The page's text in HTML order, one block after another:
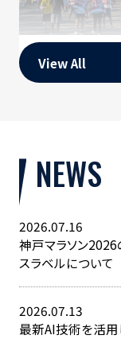
ース
見！
View All
NEWS
2026.07.16
神戸マラソン2026
スラベルについて
2026.07.13
最新AI技術を活用